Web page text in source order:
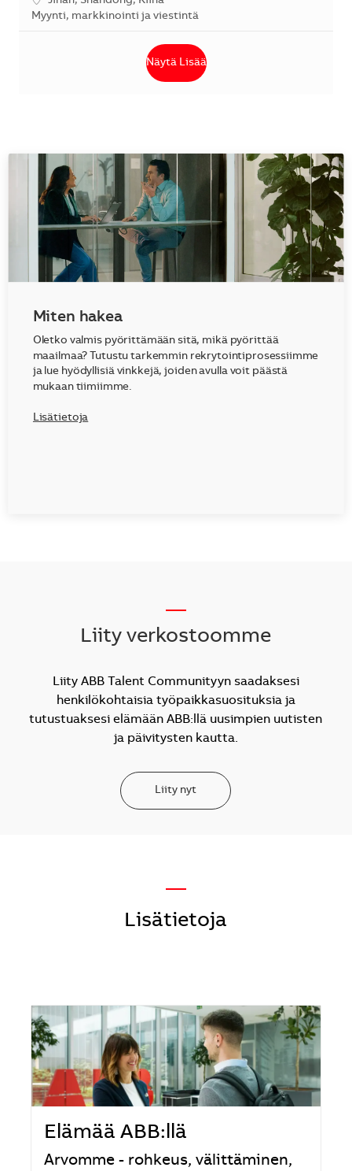
Kategoria
Myynti, markkinointi ja viestintä
Näytä Lisää
Miten hakea
Oletko valmis pyörittämään sitä, mikä pyörittää
maailmaa? Tutustu tarkemmin rekrytointiprosessiimme
ja lue hyödyllisiä vinkkejä, joiden avulla voit päästä
mukaan tiimiimme.
Lisätietoja
Liity verkostoomme
Liity ABB Talent Communityyn saadaksesi
henkilökohtaisia työpaikkasuosituksia ja
tutustuaksesi elämään ABB:llä uusimpien uutisten
ja päivitysten kautta.
Liity nyt
—
Lisätietoja
Elämää ABB:llä
Arvomme - rohkeus, välittäminen,